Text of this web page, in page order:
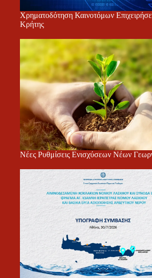
Χρηματοδότηση Καινοτόμων
Κρήτης
Νέες Ρυθμίσεις Ενισχύσεων Νέων